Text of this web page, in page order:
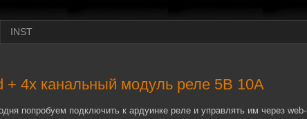
INST
+ 4х канальный модуль реле 5В 10А
попробуем подключить к ардуинке реле и управлять им через